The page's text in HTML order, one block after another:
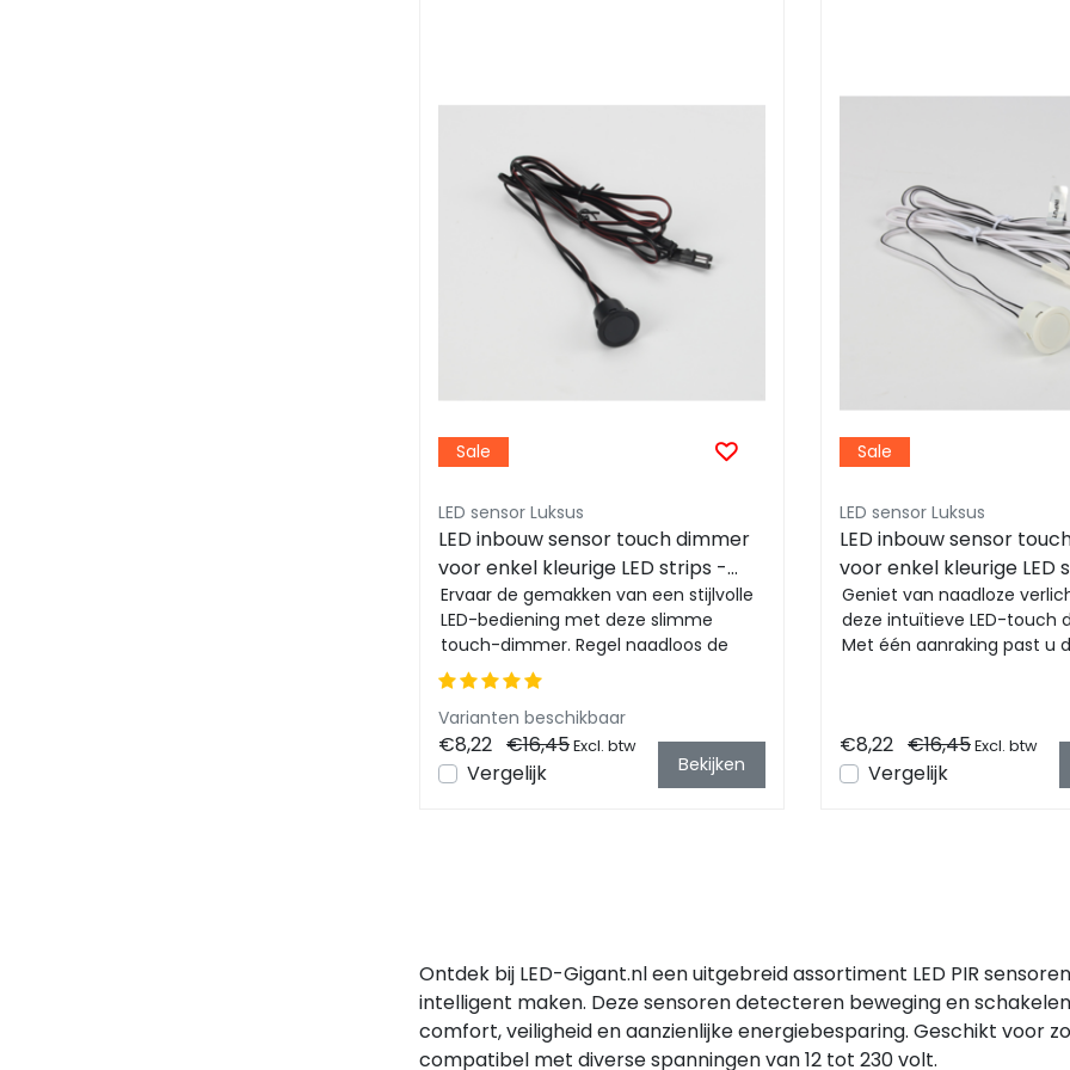
Sale
LED sensor Luksus
LED inbouw sensor touch dimmer
voor enkel kleurige LED strips -
STD004A ZWART
Ervaar de gemakken van een stijlvolle
LED-bediening met deze slimme
touch-dimmer. Regel naadloos de
helderheid van uw le...
Varianten beschikbaar
€8,22 €16,45Excl. btw
Vergelijk Bekijken
Sale
LED sensor Luksus
LED inbouw sensor
voor enkel kleurige LED
STD004A WIT
Geniet van naadloze
deze intuïtieve LED-touch
Met één aanraking past u
€8,22 €16,45Excl. btw
Vergelijk
Ontdek bij LED-Gigant.nl een uitgebreid assortiment LED PIR
intelligent maken. Deze sensoren detecteren beweging en
comfort, veiligheid en aanzienlijke energiebesparing. Geschikt voor
compatibel met diverse spanningen van 12 tot 230 volt.